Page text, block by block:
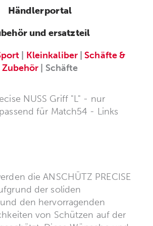
Händlerportal
und ersatzteil
Kleinkaliber|Schäfte &
Zubehör | Schäfte
NUSS Griff "L" - nur
für Match54 - Links
die ANSCHÜTZ PRECISE
der soliden
den hervorragenden
von Schützen auf der